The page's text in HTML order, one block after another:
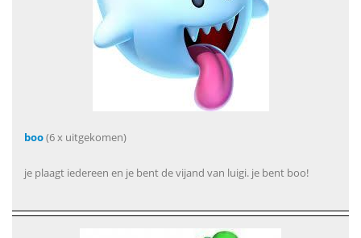
boo(6 x uitgekomen)
je plaagt iedereen en je bent de vijand van luigi. je bent boo!